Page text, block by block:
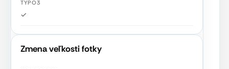
✓
Zmena veľkosti fotky